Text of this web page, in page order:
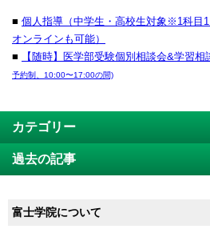
■ 個人指導（中学生・高校生対象※1科目
オンラインも可能）
■
【随時】医学部受験個別相談会&学習相
予約制、10:00〜17:00の間)
カテゴリー
過去の記事
富士学院について